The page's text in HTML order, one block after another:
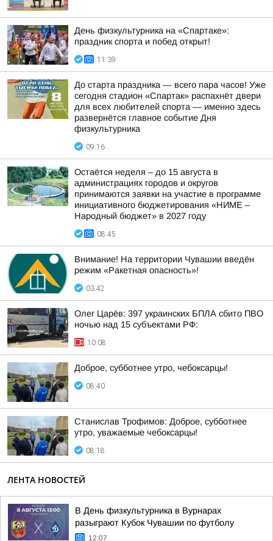
День физкультурника на «Спартаке»:
праздник спорта и побед открыт!
11:39
До старта праздника — всего пара часов! Уже
сегодня стадион «Спартак» распахнёт двери
для всех любителей спорта — именно здесь
развернётся главное событие Дня
физкультурника
09:16
Остаётся неделя – до 15 августа в
администрациях городов и округов
принимаются заявки на участие в программе
инициативного бюджетирования «НИМЕ –
Народный бюджет» в 2027 году
08:45
Внимание! На территории Чувашии введён
режим «Ракетная опасность»!
03:42
Олег Царёв: 397 украинских БПЛА сбито ПВО
ночью над 15 субъектами РФ:
10:08
Доброе, субботнее утро, чебоксарцы!
08:40
Станислав Трофимов: Доброе, субботнее
утро, уважаемые чебоксарцы!
08:18
ЛЕНТА НОВОСТЕЙ
В День физкультурника в Вурнарах
разыграют Кубок Чувашии по футболу
12:07